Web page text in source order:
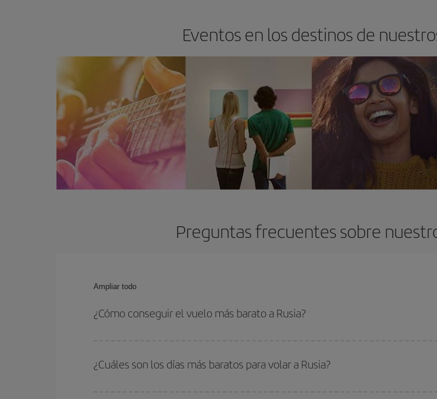
Eventos en los destinos de
Preguntas frecuentes sobre
Ampliar todo
¿Cómo conseguir el vuelo más barato a Rusia?
vuelta. Además, si no tienes decidido un destino concreto para tu viaje, mira nuestras ofertas y
¿Cuáles son los días más baratos para volar a Rusia?